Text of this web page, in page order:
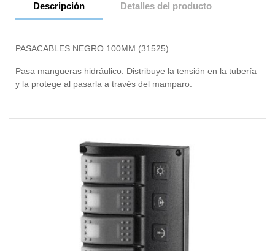
Descripción Detalles del producto
PASACABLES NEGRO 100MM (31525)
Pasa mangueras hidráulico. Distribuye la tensión en la tubería
y la protege al pasarla a través del mamparo.